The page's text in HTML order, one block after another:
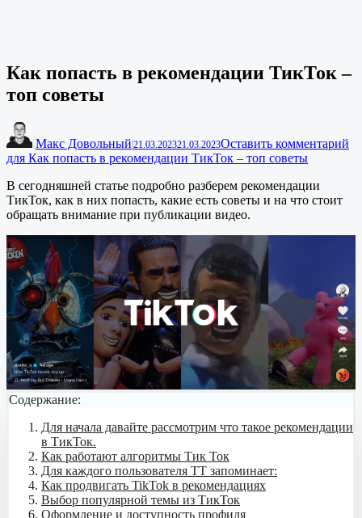
Как попасть в рекомендации ТикТок –
топ советы
Макс Довольный|21.03.202321.03.2023Оставить комментарий
для Как попасть в рекомендации ТикТок – топ советы
В сегодняшней статье подробно разберем рекомендации
ТикТок, как в них попасть, какие есть советы и на что стоит
обращать внимание при публикации видео.
Содержание:
Для начала давайте рассмотрим что такое рекомендации
в ТикТок.
Как работают алгоритмы Тик Ток
Для каждого пользователя ТТ запоминает:
Как продвигать TikTok в рекомендациях
Выбор популярной темы из ТикТок
Оформление и доступность профиля